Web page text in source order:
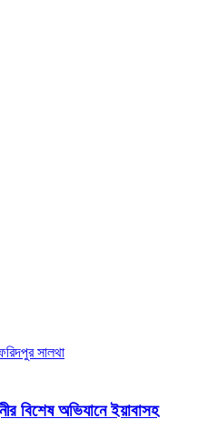
সালথা
বিশেষ অভিযানে ইয়াবাসহ